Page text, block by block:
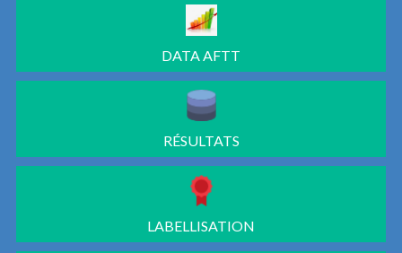
DATA AFTT
RÉSULTATS
LABELLISATION